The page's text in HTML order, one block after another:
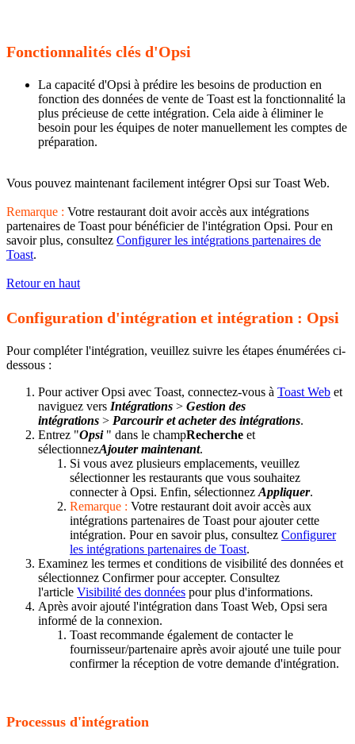
Fonctionnalités clés d'Opsi
La capacité d'Opsi à prédire les besoins de production en
fonction des données de vente de Toast est la fonctionnalité la
plus précieuse de cette intégration. Cela aide à éliminer le
besoin pour les équipes de noter manuellement les comptes de
préparation.
Vous pouvez maintenant facilement intégrer Opsi sur Toast Web.
Remarque : Votre restaurant doit avoir accès aux intégrations
partenaires de Toast pour bénéficier de l'intégration Opsi. Pour en
savoir plus, consultez Configurer les intégrations partenaires de
Toast.
Retour en haut
Configuration d'intégration et intégration : Opsi
Pour compléter l'intégration, veuillez suivre les étapes énumérées ci-
dessous :
Pour activer Opsi avec Toast, connectez-vous à Toast Web et
naviguez vers Intégrations > Gestion des
intégrations > Parcourir et acheter des intégrations.
Entrez "Opsi " dans le champRecherche et
sélectionnezAjouter maintenant.
Si vous avez plusieurs emplacements, veuillez
sélectionner les restaurants que vous souhaitez
connecter à Opsi. Enfin, sélectionnez Appliquer.
Remarque : Votre restaurant doit avoir accès aux
intégrations partenaires de Toast pour ajouter cette
intégration. Pour en savoir plus, consultez Configurer
les intégrations partenaires de Toast.
Examinez les termes et conditions de visibilité des données et
sélectionnez Confirmer pour accepter. Consultez
l'article Visibilité des données pour plus d'informations.
Après avoir ajouté l'intégration dans Toast Web, Opsi sera
informé de la connexion.
Toast recommande également de contacter le
fournisseur/partenaire après avoir ajouté une tuile pour
confirmer la réception de votre demande d'intégration.
Processus d'intégration